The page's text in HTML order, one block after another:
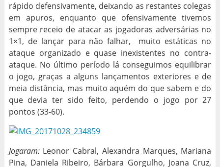
rápido defensivamente, deixando as restantes colegas
em apuros, enquanto que ofensivamente tivemos
sempre receio de atacar as jogadoras adversárias no
1×1, de lançar para não falhar, muito estáticas no
ataque organizado e quase inexistentes no contra-
ataque. No último período lá conseguimos equilibrar
o jogo, graças a alguns lançamentos exteriores e de
meia distância, mas muito aquém do que sabem e do
que devia ter sido feito, perdendo o jogo por 27
pontos (33-60).
Jogaram:Leonor Cabral, Alexandra Marques, Mariana
Pina, Daniela Ribeiro, Bárbara Gorgulho, Joana Cruz,